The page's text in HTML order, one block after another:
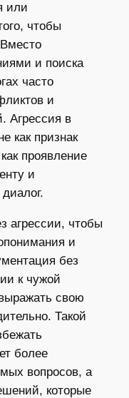
или
чтобы
и поиска
часто
и
Агрессия в
как признак
проявление
и
агрессии, чтобы
и
без
к чужой
свою
Такой
более
вопросов, а
которые